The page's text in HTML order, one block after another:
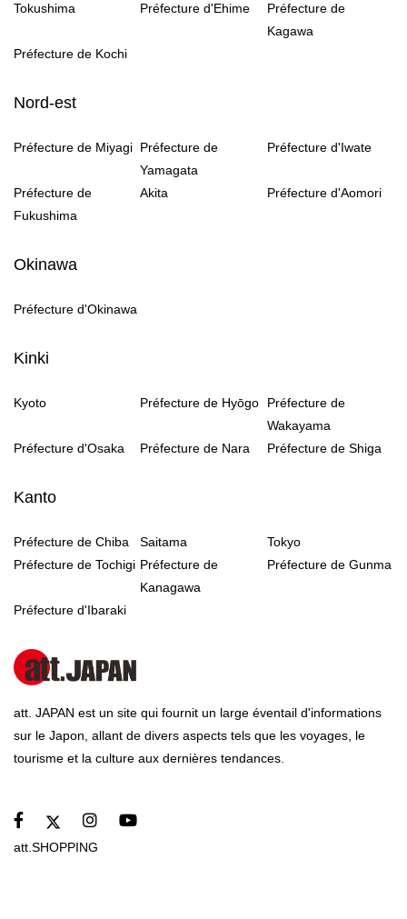
Tokushima Préfecture d'Ehime
Préfecture de
Kagawa
Préfecture de Kochi
Nord-est
Préfecture de Miyagi Préfecture de
Yamagata
Préfecture d'Iwate
Préfecture de
Fukushima
Akita Préfecture d'Aomori
Okinawa
Préfecture d'Okinawa
Kinki
Kyoto Préfecture de Hyōgo
Préfecture de
Wakayama
Préfecture d'Osaka
Préfecture de Nara Préfecture de Shiga
Kanto
Préfecture de Chiba Saitama
Tokyo
Préfecture de Tochigi Préfecture de
Kanagawa
Préfecture de Gunma
Préfecture d'Ibaraki
att. JAPAN est un site qui fournit un large éventail d'informations
sur le Japon, allant de divers aspects tels que les voyages, le
tourisme et la culture aux dernières tendances.
att.SHOPPING